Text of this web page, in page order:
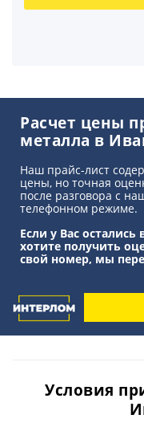
Титан
Расчет цены
металла в
Наш прайс-лист
цены, но точная
после разговора с
телефонном режиме.
Если у Вас
хотите получить
свой номер, мы
Условия